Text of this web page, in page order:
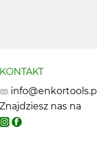
KONTAKT
info@enkortools.pl
Znajdziesz nas na